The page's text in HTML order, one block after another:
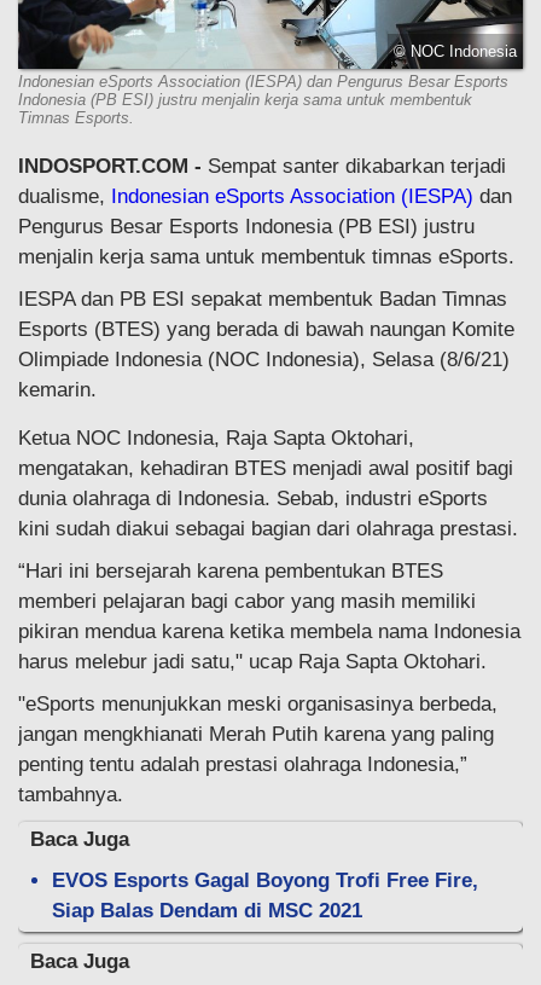
© NOC Indonesia
Indonesian eSports Association (IESPA) dan Pengurus Besar Esports
Indonesia (PB ESI) justru menjalin kerja sama untuk membentuk
Timnas Esports.
INDOSPORT.COM - Sempat santer dikabarkan terjadi
dualisme, Indonesian eSports Association (IESPA) dan
Pengurus Besar Esports Indonesia (PB ESI) justru
menjalin kerja sama untuk membentuk timnas eSports.
IESPA dan PB ESI sepakat membentuk Badan Timnas
Esports (BTES) yang berada di bawah naungan Komite
Olimpiade Indonesia (NOC Indonesia), Selasa (8/6/21)
kemarin.
Ketua NOC Indonesia, Raja Sapta Oktohari,
mengatakan, kehadiran BTES menjadi awal positif bagi
dunia olahraga di Indonesia. Sebab, industri eSports
kini sudah diakui sebagai bagian dari olahraga prestasi.
“Hari ini bersejarah karena pembentukan BTES
memberi pelajaran bagi cabor yang masih memiliki
pikiran mendua karena ketika membela nama Indonesia
harus melebur jadi satu," ucap Raja Sapta Oktohari.
"eSports menunjukkan meski organisasinya berbeda,
jangan mengkhianati Merah Putih karena yang paling
penting tentu adalah prestasi olahraga Indonesia,”
tambahnya.
Baca Juga
EVOS Esports Gagal Boyong Trofi Free Fire,
Siap Balas Dendam di MSC 2021
Baca Juga